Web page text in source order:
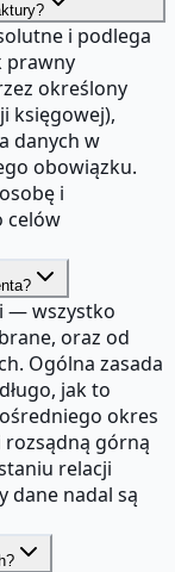
i podlega
prawny
określony
księgowej),
danych w
obowiązku.
i
celów
— wszystko
oraz od
Ogólna zasada
jak to
okres
rozsądną górną
relacji
dane nadal są